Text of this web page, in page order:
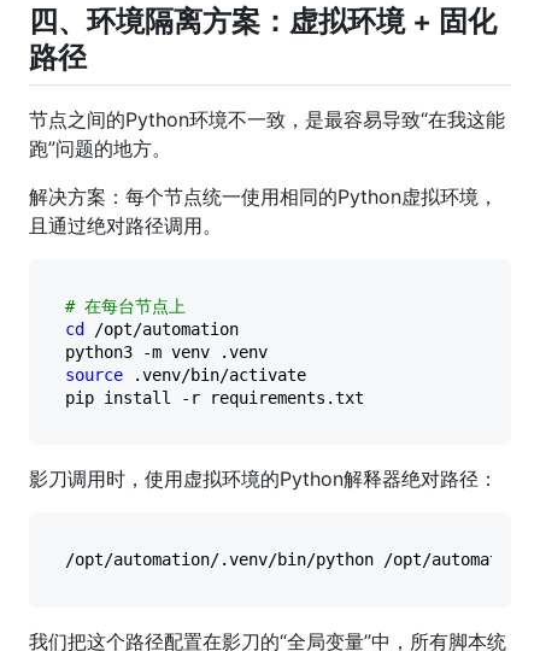
四、环境隔离方案：虚拟环境 + 固化
路径
节点之间的Python环境不一致，是最容易导致“在我这能
跑”问题的地方。
解决方案：每个节点统一使用相同的Python虚拟环境，
且通过绝对路径调用。
# 在每台节点上
cd /opt/automation
python3 -m venv .venv
source .venv/bin/activate
影刀调用时，使用虚拟环境的Python解释器绝对路径：
/opt/automation/.venv/bin/python /opt/
我们把这个路径配置在影刀的“全局变量”中，所有脚本统